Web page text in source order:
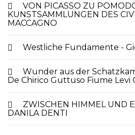
VON PICASSO ZU
KUNSTSAMMLUNGEN DES
MACCAGNO
Westliche Fundamente -
Wunder aus der
De Chirico Guttuso Fiume Levi
ZWISCHEN HIMMEL UND
DANILA DENTI